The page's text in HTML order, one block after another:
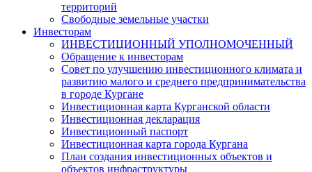
территорий
Свободные земельные участки
Инвесторам
ИНВЕСТИЦИОННЫЙ УПОЛНОМОЧЕННЫЙ
Обращение к инвесторам
Совет по улучшению инвестиционного климата и
развитию малого и среднего предпринимательства
в городе Кургане
Инвестиционная карта Курганской области
Инвестиционная декларация
Инвестиционный паспорт
Инвестиционная карта города Кургана
План создания инвестиционных объектов и
объектов инфраструктуры